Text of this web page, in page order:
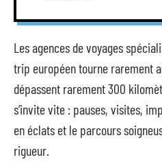
Les agences de voyages
trip européen tourne rarement
dépassent rarement 300
s’invite vite : pauses, visites,
en éclats et le parcours
rigueur.